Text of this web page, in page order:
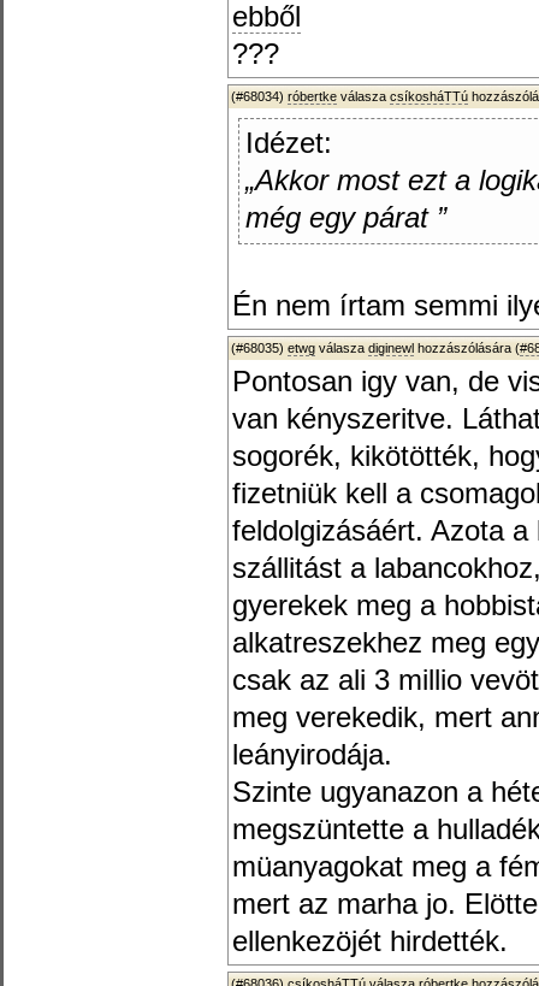
ebből
???
(#68034) róbertke válasza csíkosháTTú
Idézet:
„Akkor most ezt a
még egy párat ”
Én nem írtam semmi
(#68035) etwg válasza diginewl hozzászólására (
Pontosan igy van, de
van kényszeritve.
sogorék, kikötötték,
fizetniük kell a
feldolgizásáért. Azota
szállitást a
gyerekek meg a
alkatreszekhez meg
csak az ali 3 millio
meg verekedik, mert
leányirodája.
Szinte ugyanazon a
megszüntette a
müanyagokat meg a
mert az marha jo.
ellenkezöjét hirdették.